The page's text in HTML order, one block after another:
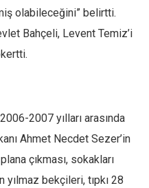
olabileceğini” belirtti.
Bahçeli, Levent Temiz’i
2007 yılları arasında
Ahmet Necdet Sezer’in
çıkması, sokakları
bekçileri, tıpkı 28